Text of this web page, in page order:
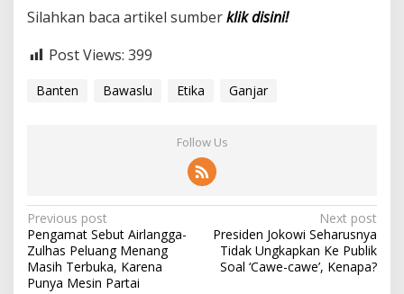
Silahkan baca artikel sumberklik disini!
Post Views: 399
Banten Bawaslu Etika Ganjar
Follow Us
P
o
s
Previous post
Pengamat Sebut Airlangga-
Zulhas Peluang Menang
Masih Terbuka, Karena
Punya Mesin Partai
Next post
Presiden Jokowi Seharusnya
Tidak Ungkapkan Ke Publik
Soal ‘Cawe-cawe’, Kenapa?